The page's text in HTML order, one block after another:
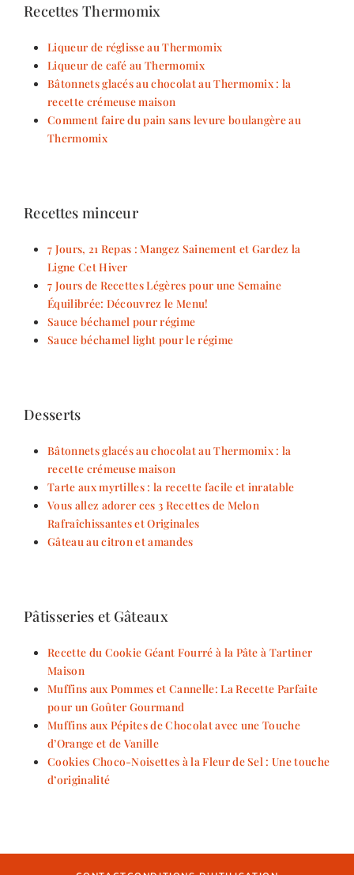
Recettes Thermomix
Liqueur de réglisse au Thermomix
Liqueur de café au Thermomix
Bâtonnets glacés au chocolat au Thermomix : la
recette crémeuse maison
Comment faire du pain sans levure boulangère au
Thermomix
Recettes minceur
7 Jours, 21 Repas : Mangez Sainement et Gardez la
Ligne Cet Hiver
7 Jours de Recettes Légères pour une Semaine
Équilibrée: Découvrez le Menu!
Sauce béchamel pour régime
Sauce béchamel light pour le régime
Desserts
Bâtonnets glacés au chocolat au Thermomix : la
recette crémeuse maison
Tarte aux myrtilles : la recette facile et inratable
Vous allez adorer ces 3 Recettes de Melon
Rafraîchissantes et Originales
Gâteau au citron et amandes
Pâtisseries et Gâteaux
Recette du Cookie Géant Fourré à la Pâte à Tartiner
Maison
Muffins aux Pommes et Cannelle: La Recette Parfaite
pour un Goûter Gourmand
Muffins aux Pépites de Chocolat avec une Touche
d’Orange et de Vanille
Cookies Choco-Noisettes à la Fleur de Sel : Une touche
d’originalité